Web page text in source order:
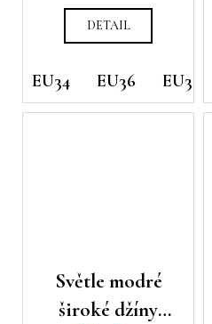
DETAIL
EU34 EU36 EU38
Světle modré
široké džíny